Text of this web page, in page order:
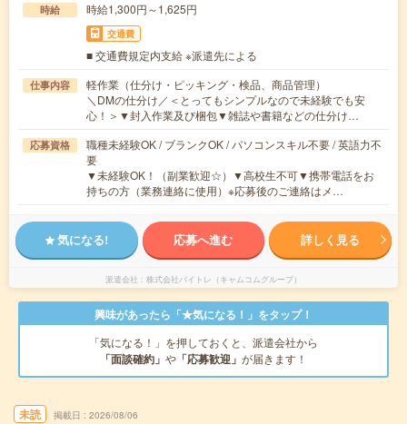
時給 時給1,300円～1,625円
交通費
■ 交通費規定内支給 ※派遣先による
仕事内容
軽作業（仕分け・ピッキング・検品、商品管理）
＼DMの仕分け／＜とってもシンプルなので未経験でも安
心！＞▼封入作業及び梱包▼雑誌や書籍などの仕分け…
応募資格
職種未経験OK / ブランクOK / パソコンスキル不要 / 英語力不
要
▼未経験OK！（副業歓迎☆）▼高校生不可▼携帯電話をお
持ちの方（業務連絡に使用）※応募後のご連絡はメ…
気になる! 応募へ進む 詳しく見る
派遣会社 株式会社バイトレ（キャムコムグループ）
興味があったら「★気になる！」をタップ！
「気になる！」を押しておくと、派遣会社から
「面談確約」 や 「応募歓迎」 が届きます！
未読 掲載日 2026/08/06